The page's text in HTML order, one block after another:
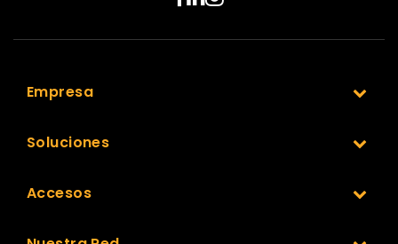
Empresa
Soluciones
Accesos